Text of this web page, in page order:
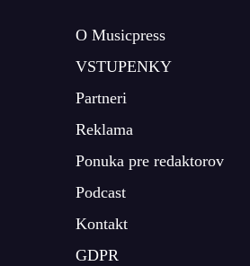
O Musicpress
VSTUPENKY
Partneri
Reklama
Ponuka pre redaktorov
Podcast
Kontakt
GDPR